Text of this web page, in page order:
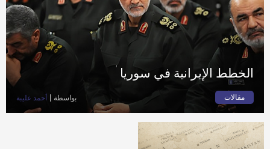
الخطط الإيرانية في سوريا
مقالات بواسطة أحمد عليبة